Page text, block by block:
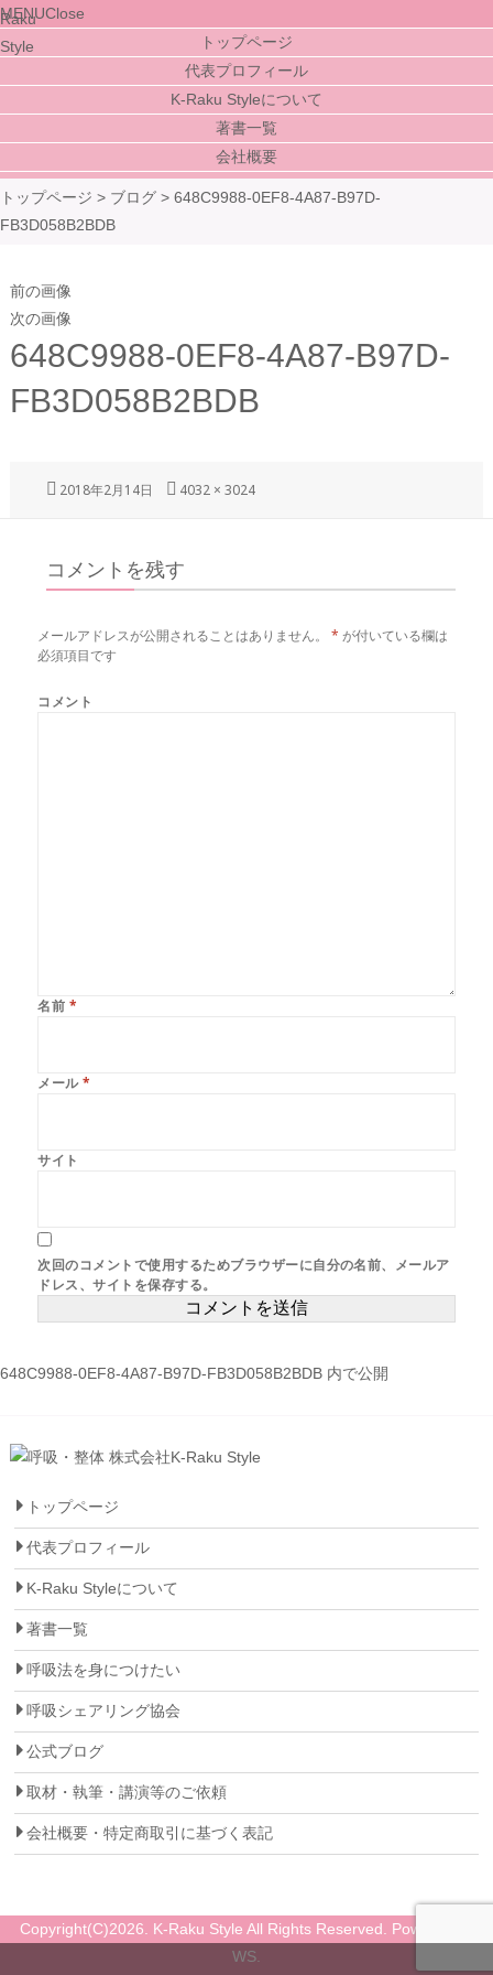
MENUClose
トップページ
代表プロフィール
K-Raku Styleについて
著書一覧
会社概要
トップページ > ブログ > 648C9988-0EF8-4A87-B97D-
FB3D058B2BDB
前の画像
次の画像
648C9988-0EF8-4A87-B97D-
FB3D058B2BDB
投
2018年2月14日
フ
ズ
4032 × 3024
コメントを残す
メールアドレスが公開されることはありません。 * が付いている欄は
必須項目です
コメント
名前 *
メール*
サイト
次回のコメントで使用するためブラウザーに自分の名前、メールア
ドレス、サイトを保存する。
投
ナ
ゲ
ー
シ
ョ
ン
648C9988-0EF8-4A87-B97D-FB3D058B2BDB 内で公開
トップページ
代表プロフィール
K-Raku Styleについて
著書一覧
呼吸法を身につけたい
呼吸シェアリング協会
公式ブログ
取材・執筆・講演等のご依頼
会社概要・特定商取引に基づく表記
Copyright(C)2026. K-Raku Style All Rights Reserved. Powered by
WS.